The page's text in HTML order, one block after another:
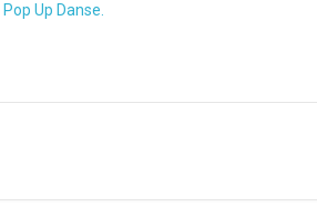
Pop Up Danse.